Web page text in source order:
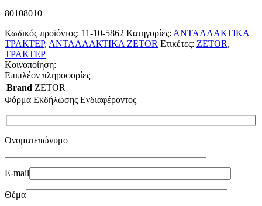
80108010
Κωδικός προϊόντος: 11-10-5862 Κατηγορίες: ΑΝΤΑΛΛΑΚΤΙΚΑ
ΤΡΑΚΤΕΡ, ΑΝΤΑΛΛΑΚΤΙΚΑ ZETOR Ετικέτες: ZETOR,
ΤΡΑΚΤΕΡ
Κοινοποίηση:
Επιπλέον πληροφορίες
Brand ZETOR
Φόρμα Εκδήλωσης Ενδιαφέροντος
Ονοματεπώνυμο
E-mail
Θέμα